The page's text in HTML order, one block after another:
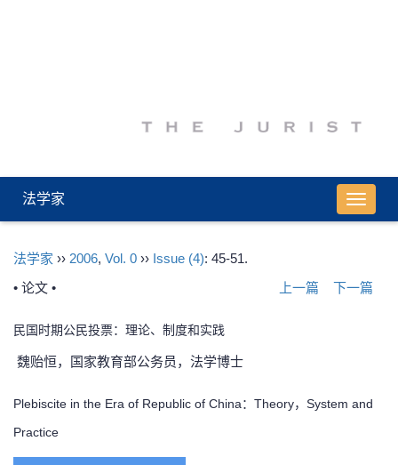
导
航
法学家
法学家 ›› 2006, Vol. 0 ›› Issue (4): 45-51.
• 论文 •
上一篇 下一篇
民国时期公民投票：理论、制度和实践
魏贻恒，国家教育部公务员，法学博士
Plebiscite in the Era of Republic of China：Theory，System and
Practice